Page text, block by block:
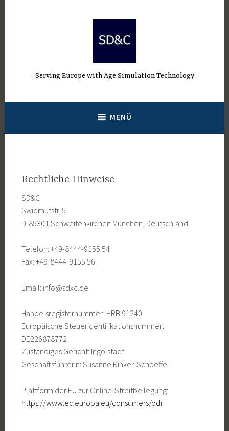
Serving Europe with Age Simulation Technology
MENÜ
Rechtliche Hinweise
SD&C
Swidmutstr. 5
D-85301 Schweitenkirchen München, Deutschland
Telefon: +49-8444-9155 54
Fax: +49-8444-9155 56
Email: info@sdxc.de
Handelsregisternummer: HRB 91240
Europäische Steueridentifikationsnummer:
DE226878772
Zuständiges Gericht: Ingolstadt
Geschäftsführerin: Susanne Rinker-Schoeffel
Plattform der EU zur Online-Streitbeilegung:
https://www.ec.europa.eu/consumers/odr